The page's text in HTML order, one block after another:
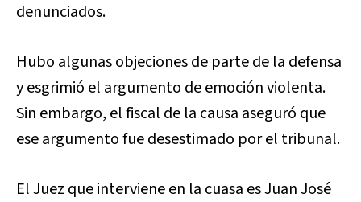
denunciados.
Hubo algunas objeciones de parte de la defensa
y esgrimió el argumento de emoción violenta.
Sin embargo, el fiscal de la causa aseguró que
ese argumento fue desestimado por el tribunal.
El Juez que interviene en la cuasa es Juan José